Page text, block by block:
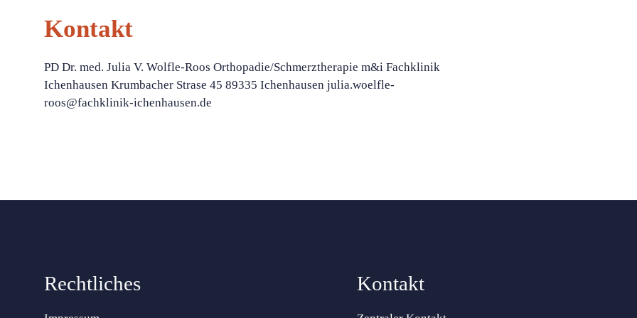
Kontakt
PD Dr. med. Julia V. Wolfle-Roos Orthopadie/Schmerztherapie m&i Fachklinik
Ichenhausen Krumbacher Strase 45 89335 Ichenhausen julia.woelfle-
roos@fachklinik-ichenhausen.de
Rechtliches Kontakt